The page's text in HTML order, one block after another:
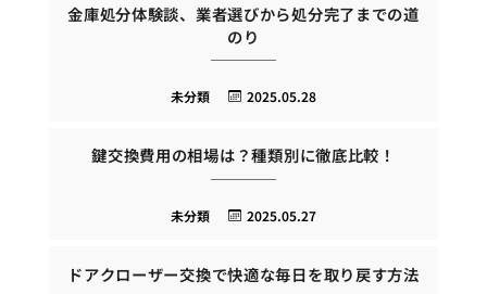
金庫処分体験談、業者選びから処分完了までの道
のり
2025.05.28
未分類
鍵交換費用の相場は？種類別に徹底比較！
2025.05.27
未分類
ドアクローザー交換で快適な毎日を取り戻す方法